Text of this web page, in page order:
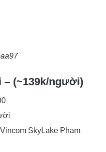
– (~139k/người)
SkyLake Phạm